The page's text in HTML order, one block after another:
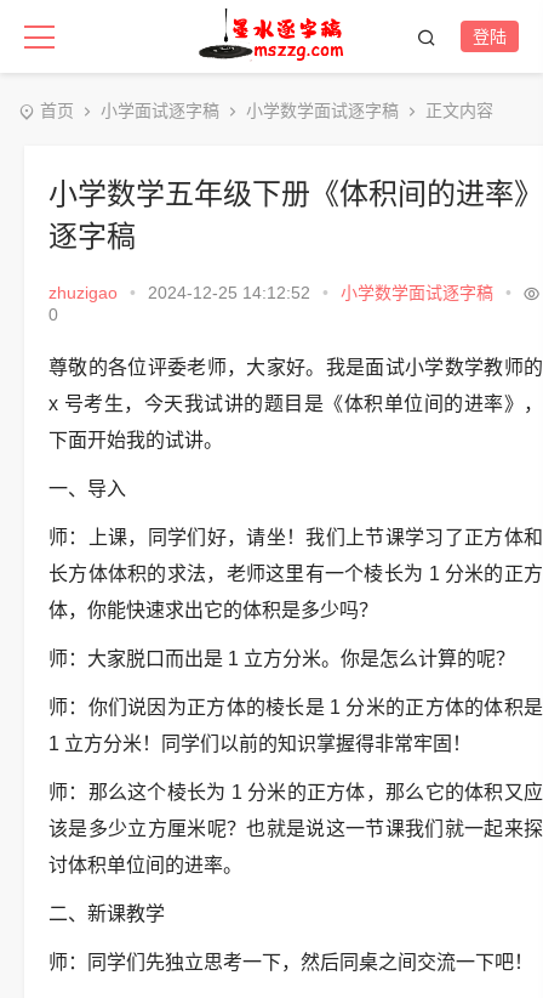
登陆
首页 小学面试逐字稿 小学数学面试逐字稿 正文内容
小学数学五年级下册《体积间的进率》
逐字稿
zhuzigao • 2024-12-25 14:12:52 • 小学数学面试逐字稿
•
0
尊敬的各位评委老师，大家好。我是面试小学数学教师的
x 号考生，今天我试讲的题目是《体积单位间的进率》，
下面开始我的试讲。
一、导入
师：上课，同学们好，请坐！我们上节课学习了正方体和
长方体体积的求法，老师这里有一个棱长为 1 分米的正方
体，你能快速求出它的体积是多少吗？
师：大家脱口而出是 1 立方分米。你是怎么计算的呢？
师：你们说因为正方体的棱长是 1 分米的正方体的体积是
1 立方分米！同学们以前的知识掌握得非常牢固！
师：那么这个棱长为 1 分米的正方体，那么它的体积又应
该是多少立方厘米呢？也就是说这一节课我们就一起来探
讨体积单位间的进率。
二、新课教学
师：同学们先独立思考一下，然后同桌之间交流一下吧！